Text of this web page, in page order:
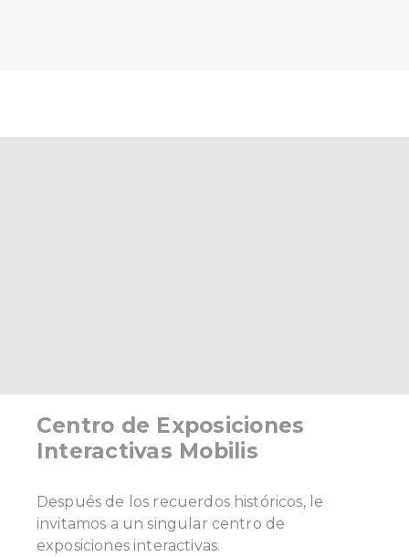
Centro de Exposiciones
Interactivas Mobilis
Después de los recuerdos históricos, le
invitamos a un singular centro de
exposiciones interactivas.